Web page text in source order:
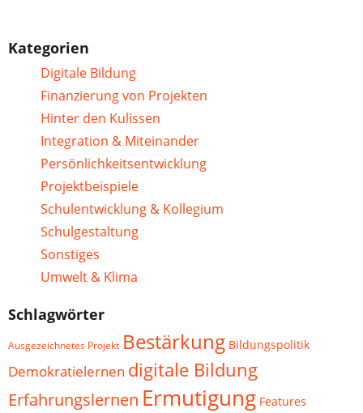
Kategorien
Digitale Bildung
Finanzierung von Projekten
Hinter den Kulissen
Integration & Miteinander
Persönlichkeitsentwicklung
Projektbeispiele
Schulentwicklung & Kollegium
Schulgestaltung
Sonstiges
Umwelt & Klima
Schlagwörter
Ausgezeichnetes Projekt Bestärkung Bildungspolitik
Demokratielernen digitale Bildung
Erfahrungslernen Ermutigung Features